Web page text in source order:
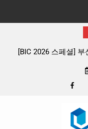
페셜] 부산인디커넥트